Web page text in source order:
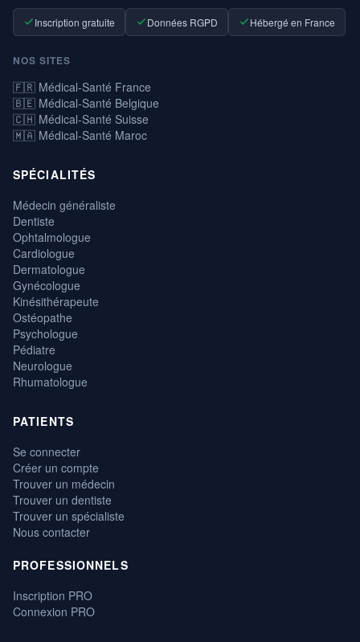
Inscription gratuite Données RGPD Hébergé en France
NOS SITES
🇫🇷 Médical-Santé France
🇧🇪 Médical-Santé Belgique
🇨🇭 Médical-Santé Suisse
🇲🇦 Médical-Santé Maroc
SPÉCIALITÉS
Médecin généraliste
Dentiste
Ophtalmologue
Cardiologue
Dermatologue
Gynécologue
Kinésithérapeute
Ostéopathe
Psychologue
Pédiatre
Neurologue
Rhumatologue
PATIENTS
Se connecter
Créer un compte
Trouver un médecin
Trouver un dentiste
Trouver un spécialiste
Nous contacter
PROFESSIONNELS
Inscription PRO
Connexion PRO